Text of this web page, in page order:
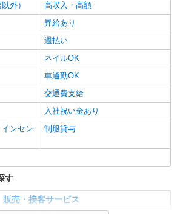
外）
高収入・高額
昇給あり
週払い
ネイルOK
車通勤OK
交通費支給
入社祝い金あり
ンセン
制服貸与
す
販売・接客サービス